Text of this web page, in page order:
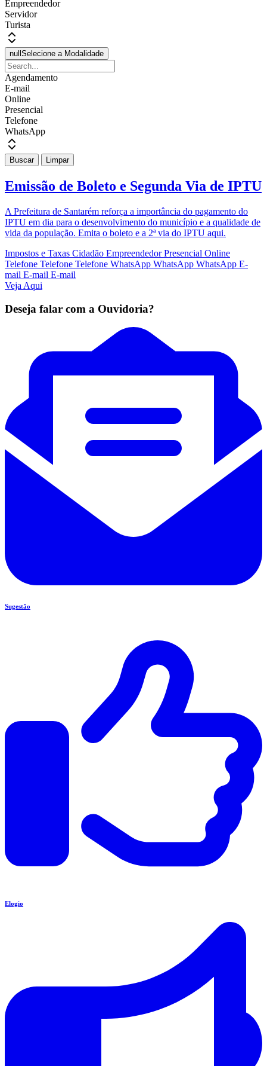
Empreendedor
Servidor
Turista
null Selecione a Modalidade
Agendamento
E-mail
Online
Presencial
Telefone
WhatsApp
Buscar Limpar
Emissão de Boleto e Segunda Via de IPTU
A Prefeitura de Santarém reforça a importância do pagamento do
IPTU em dia para o desenvolvimento do município e a qualidade de
vida da população. Emita o boleto e a 2ª via do IPTU aqui.
Impostos e Taxas Cidadão EmpreendedorPresencial Online
Telefone Telefone Telefone WhatsApp WhatsApp WhatsApp E-
mail E-mail E-mail
Veja Aqui
Deseja falar com a Ouvidoria?
Sugestão
Elogio